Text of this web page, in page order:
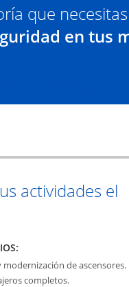
que
en tus
actividades el
de ascensores.
completos.